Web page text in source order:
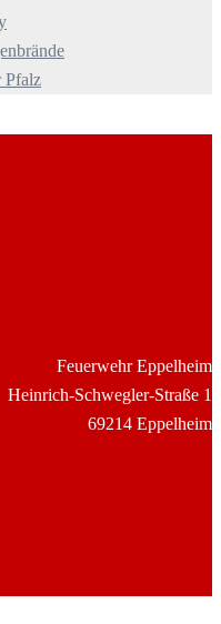
Pfalz
Feuerwehr Eppelheim
Heinrich-Schwegler-Straße 1
69214 Eppelheim